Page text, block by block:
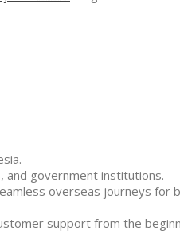
and government institutions.
overseas journeys for
support from the